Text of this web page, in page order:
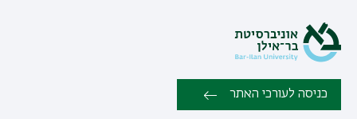
כניסה לעורכי האתר